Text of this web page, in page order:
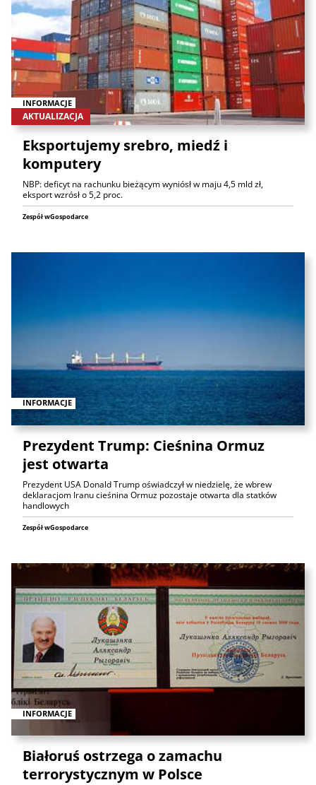
INFORMACJE
AKTUALIZACJA
Eksportujemy srebro, miedź i
komputery
NBP: deficyt na rachunku bieżącym wyniósł w maju 4,5 mld zł,
eksport wzrósł o 5,2 proc.
Zespół wGospodarce
INFORMACJE
Prezydent Trump: Cieśnina Ormuz
jest otwarta
Prezydent USA Donald Trump oświadczył w niedzielę, że wbrew
deklaracjom Iranu cieśnina Ormuz pozostaje otwarta dla statków
handlowych
Zespół wGospodarce
INFORMACJE
Białoruś ostrzega o zamachu
terrorystycznym w Polsce